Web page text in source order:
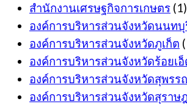
สำนักงานเศรษฐกิจการเกษตร (1)
องค์การบริหารส่วนจังหวัดนนทบุ
องค์การบริหารส่วนจังหวัดภูเก็ต
องค์การบริหารส่วนจังหวัดร้อยเ
องค์การบริหารส่วนจังหวัดสุพร
องค์การบริหารส่วนจังหวัดสุราษ